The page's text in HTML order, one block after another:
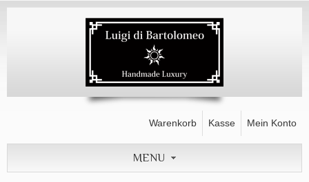
Warenkorb Kasse Mein Konto
MENU